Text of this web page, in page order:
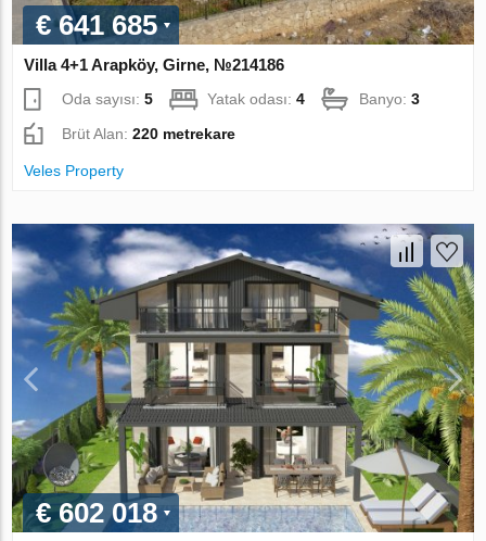
€ 641 685
Villa 4+1 Arapköy, Girne, №214186
Oda sayısı:5 Yatak odası:4 Banyo:3
Brüt Alan:220 metrekare
Veles Property
€ 602 018